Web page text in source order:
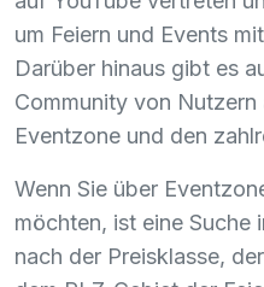
um Feiern und Events
Darüber hinaus gibt es
Community von
Eventzone und den
Wenn Sie über
möchten, ist eine Suche
nach der Preisklasse,